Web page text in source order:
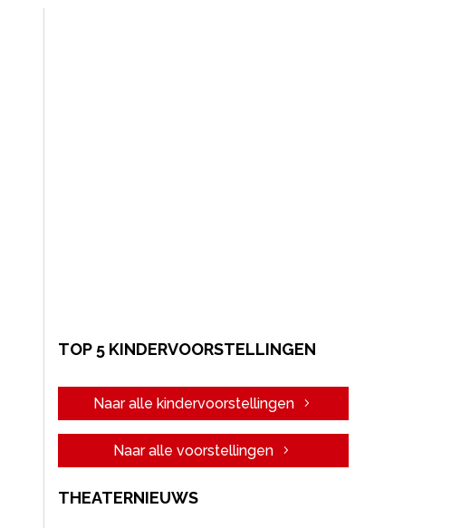
TOP 5 KINDERVOORSTELLINGEN
Naar alle kindervoorstellingen
Naar alle voorstellingen
THEATERNIEUWS